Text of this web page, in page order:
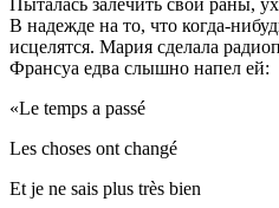
В надежде на то, что когда-
исцелятся. Мария сделала
Франсуа едва слышно напел ей:
«Le temps a passé
Les choses ont changé
Et je ne sais plus très bien